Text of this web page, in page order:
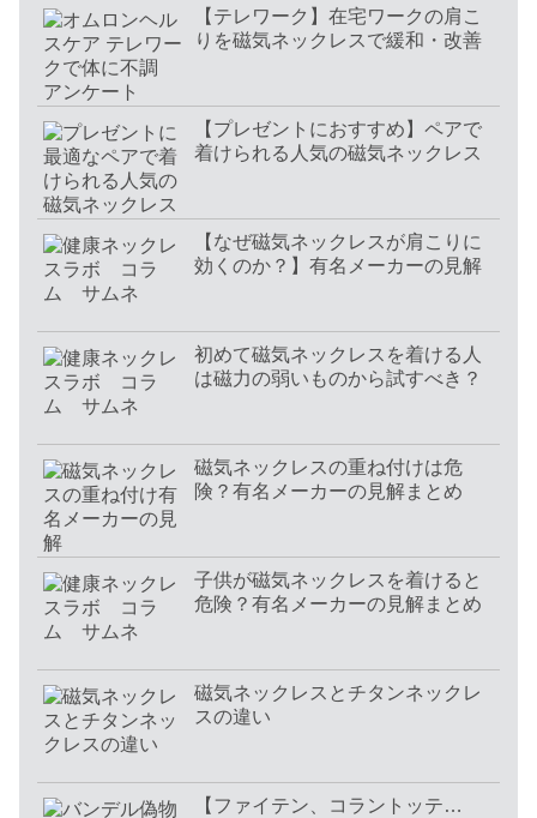
【テレワーク】在宅ワークの肩こ
りを磁気ネックレスで緩和・改善
【プレゼントにおすすめ】ペアで
着けられる人気の磁気ネックレス
【なぜ磁気ネックレスが肩こりに
効くのか？】有名メーカーの見解
初めて磁気ネックレスを着ける人
は磁力の弱いものから試すべき？
磁気ネックレスの重ね付けは危
険？有名メーカーの見解まとめ
子供が磁気ネックレスを着けると
危険？有名メーカーの見解まとめ
磁気ネックレスとチタンネックレ
スの違い
【ファイテン、コラントッテ…